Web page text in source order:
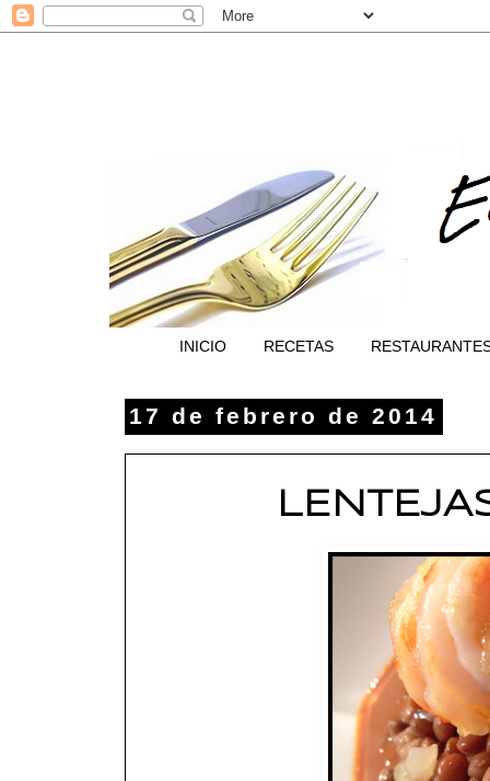
INICIO RECETAS
17 de febrero de 2014